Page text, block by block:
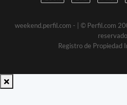
weekend.perfil.com -
| © Perfil.com
Registro de Propiedad